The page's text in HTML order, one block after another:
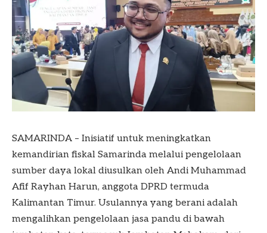
SAMARINDA – Inisiatif untuk meningkatkan
kemandirian fiskal Samarinda melalui pengelolaan
sumber daya lokal diusulkan oleh Andi Muhammad
Afif Rayhan Harun, anggota DPRD termuda
Kalimantan Timur. Usulannya yang berani adalah
mengalihkan pengelolaan jasa pandu di bawah